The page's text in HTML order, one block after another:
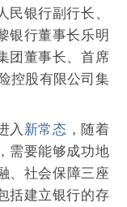
银行副行长、
银行董事长乐明
团董事长、首席
控股有限公司集
入 新常态 ，随着
需要能够成功地
、社会保障三座
括建立银行的存